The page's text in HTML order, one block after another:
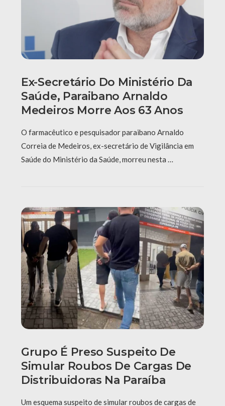
Ex-Secretário Do Ministério Da
Saúde, Paraibano Arnaldo
Medeiros Morre Aos 63 Anos
O farmacêutico e pesquisador paraibano Arnaldo
Correia de Medeiros, ex-secretário de Vigilância em
Saúde do Ministério da Saúde, morreu nesta …
Grupo É Preso Suspeito De
Simular Roubos De Cargas De
Distribuidoras Na Paraíba
Um esquema suspeito de simular roubos de cargas de